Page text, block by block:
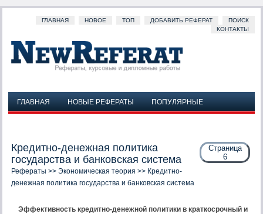
ГЛАВНАЯ НОВОЕ ТОП ДОБАВИТЬ РЕФЕРАТ
ПОИСК
КОНТАКТЫ
ГЛАВНАЯ НОВЫЕ РЕФЕРАТЫ
ПОПУЛЯРНЫЕ
Страница
6
Кредитно-денежная политика
государства и банковская система
Рефераты >> Экономическая теория >> Кредитно-
денежная политика государства и банковская система
Эффективность кредитно-денежной политики в краткосрочный и